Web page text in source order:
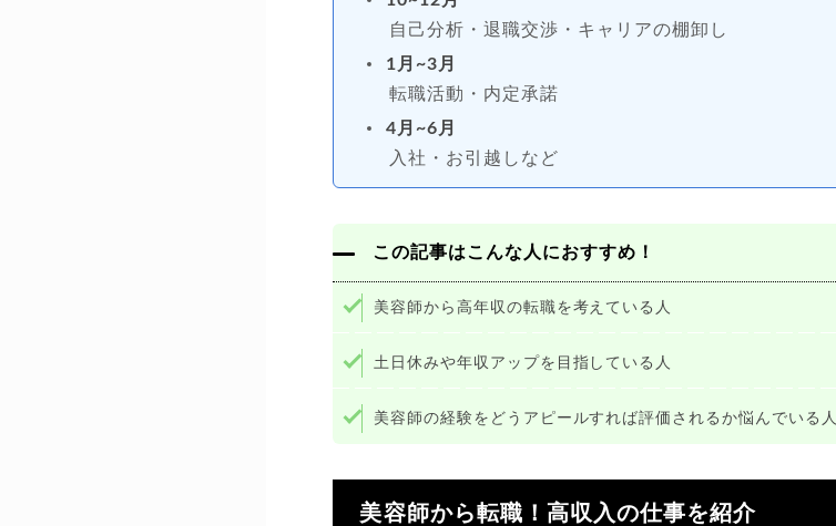
自己分析・退職交渉・キャリアの棚卸し
1月~3月
転職活動・内定承諾
4月~6月
入社・お引越しなど
この記事はこんな人におすすめ！
美容師から高年収の転職を考えている人
土日休みや年収アップを目指している人
美容師の経験をどうアピールすれば評価されるか悩んでいる人
美容師から転職！高収入の仕事を紹介